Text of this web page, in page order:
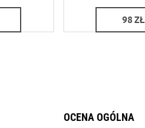
98 ZŁ
OCENA OGÓLNA